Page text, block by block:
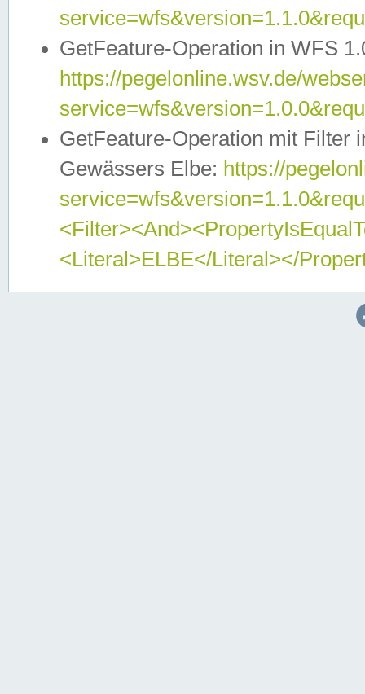
GetFeature-Operation in WFS
https://pegelonline.wsv.de/
GetFeature-Operation mit Filter
Gewässers Elbe: https://
<Literal>ELBE</Literal></